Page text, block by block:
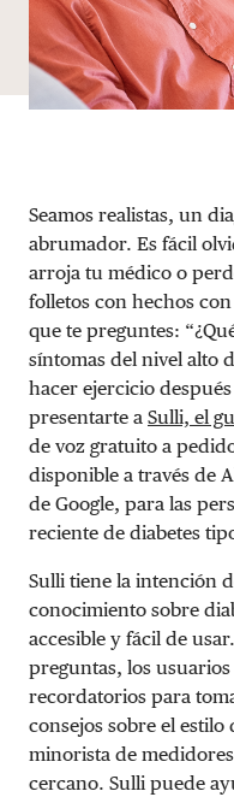
Seamos realistas, un
abrumador. Es fácil
arroja tu médico o
folletos con hechos con
que te preguntes:
síntomas del nivel alto
hacer ejercicio
presentarte a Sulli, el
de voz gratuito a
disponible a través de
de Google, para las
reciente de diabetes
Sulli tiene la intención
conocimiento sobre
accesible y fácil de
preguntas, los
recordatorios para
consejos sobre el
minorista de
cercano. Sulli puede